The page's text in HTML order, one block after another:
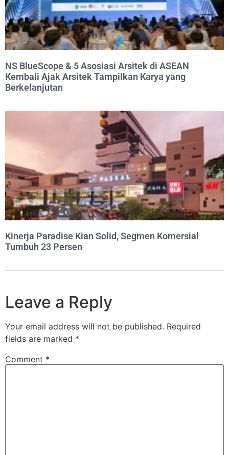
NS BlueScope & 5 Asosiasi Arsitek di ASEAN
Kembali Ajak Arsitek Tampilkan Karya yang
Berkelanjutan
Kinerja Paradise Kian Solid, Segmen Komersial
Tumbuh 23 Persen
Leave a Reply
Your email address will not be published. Required
fields are marked *
Comment *